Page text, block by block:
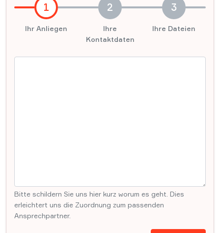
1
Ihr Anliegen
2
Ihre
Kontaktdaten
3
Ihre Dateien
Bitte schildern Sie uns hier kurz worum es geht. Dies
erleichtert uns die Zuordnung zum passenden
Ansprechpartner.